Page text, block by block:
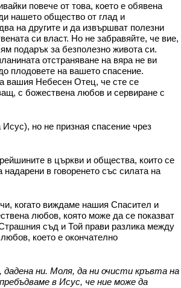
повече от това, което е обявена
нашето общество от глад и
на другите и да извършват полезни
си власт. Но не забравяйте, че вие,
подарък за безполезно живота си.
отстраняване на вяра не ви
плодовете на вашето спасение.
вашия Небесен Отец, че сте се
с божествена любов и сервиране с
но не призная спасение чрез
в църкви и общества, които се
надарени в говоренето със силата на
когато виждаме нашия Спасител и
любов, която може да се показват
съд и Той прави разлика между
което е окончателно
ни. Моля, да ни очисти кръвта на
в Исус, че ние може да